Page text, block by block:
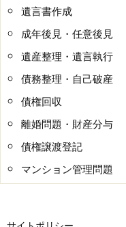
遺言書作成
成年後見・任意後見
遺産整理・遺言執行
債務整理・自己破産
債権回収
離婚問題・財産分与
債権譲渡登記
マンション管理問題